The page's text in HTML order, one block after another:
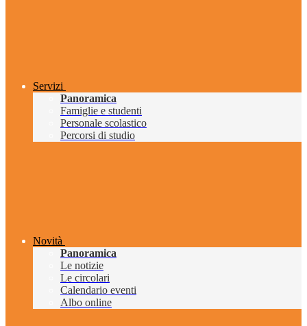
Servizi
Panoramica
Famiglie e studenti
Personale scolastico
Percorsi di studio
Novità
Panoramica
Le notizie
Le circolari
Calendario eventi
Albo online